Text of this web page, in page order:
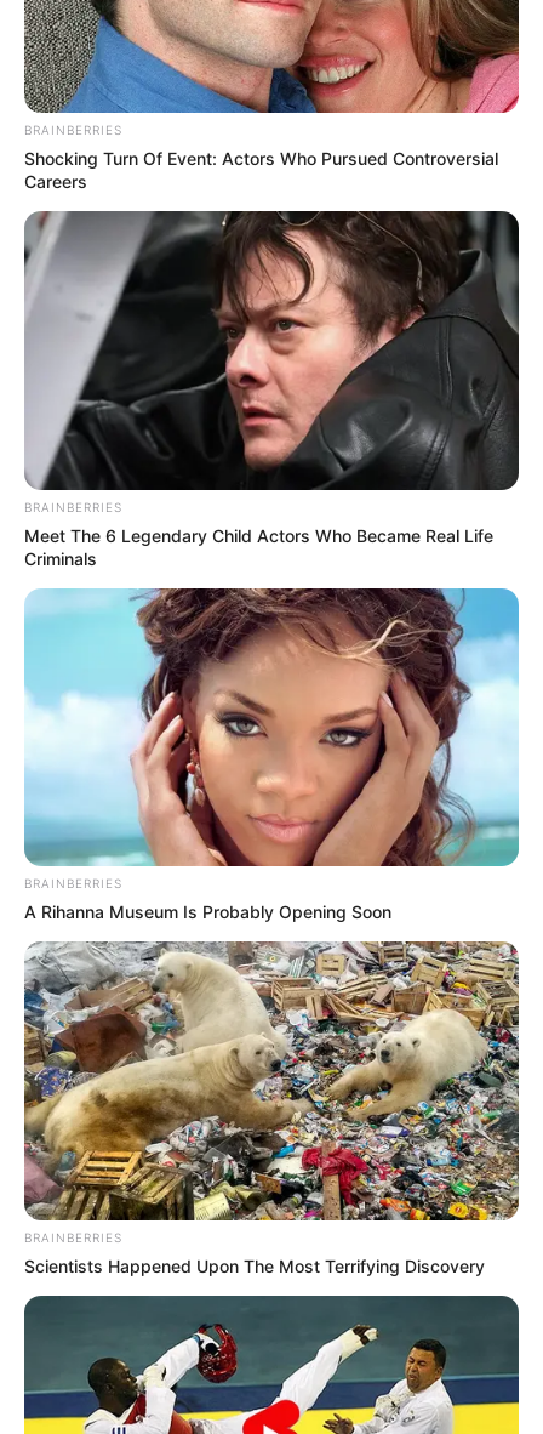
Auf einigen Seiten dieses Projektes sind Affiliate-
Angebote integriert. Wenn etwas darüber gebucht oder
gekauft wird, ist das eine Unterstützung, ohne dass sich
BRAINBERRIES
Shocking Turn Of Event: Actors Who Pursued Controversial
Careers
BRAINBERRIES
Meet The 6 Legendary Child Actors Who Became Real Life
Criminals
BRAINBERRIES
A Rihanna Museum Is Probably Opening Soon
BRAINBERRIES
Scientists Happened Upon The Most Terrifying Discovery